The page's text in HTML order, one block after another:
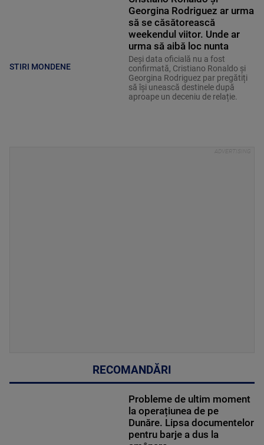
STIRI MONDENE
Georgina Rodriguez ar urma
să se căsătorească
weekendul viitor. Unde ar
urma să aibă loc nunta
Deși data oficială nu a fost
confirmată, Cristiano Ronaldo și
Georgina Rodriguez par pregătiți
să își unească destinele după
aproape un deceniu de relație.
RECOMANDĂRI
Probleme de ultim moment
la operațiunea de pe
Dunăre. Lipsa documentelor
pentru barje a dus la